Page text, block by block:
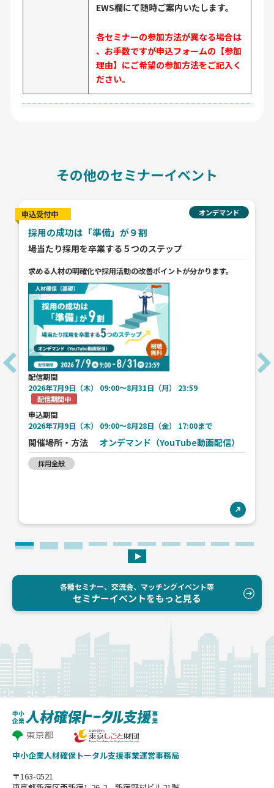
EWS欄にて随時ご案内いたします。
各セミナーの参加方法が異なる場合は
、お手数ですが申込フォームの【参加
理由】にご希望の参加方法をご記入く
ださい。
その他のセミナーイベント
申込受付中 オンデマンド
採用の成功は「準備」が９割
場当たり採用を卒業する５つのステップ
求める人材の明確化や採用活動の改善ポイントが分かります。
配信期間
2026年7月9日（木） 09:00〜8月31日（月） 23:59
配信期間中
申込期間
2026年7月9日（木） 09:00〜8月28日（金） 17:00まで
開催場所・方法 オンデマンド（YouTube動画配信）
採用全般
各種セミナー、交流会、マッチングイベント等
セミナーイベントをもっと見る
中小企業人材確保トータル支援事業運営事務局
〒163-0521